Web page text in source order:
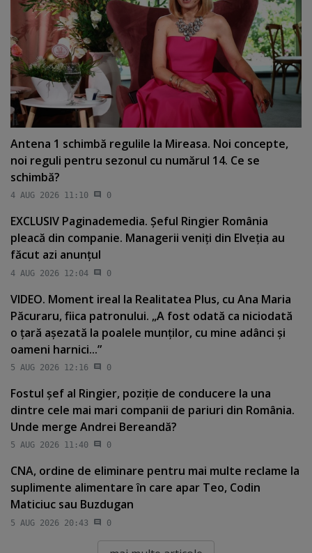
Antena 1 schimbă regulile la Mireasa. Noi concepte,
noi reguli pentru sezonul cu numărul 14. Ce se
schimbă?
4 AUG 2026 11:10 0
EXCLUSIV Paginademedia. Şeful Ringier România
pleacă din companie. Managerii veniţi din Elveţia au
făcut azi anunţul
4 AUG 2026 12:04 0
VIDEO. Moment ireal la Realitatea Plus, cu Ana Maria
Păcuraru, fiica patronului. „A fost odată ca niciodată
o ţară aşezată la poalele munţilor, cu mine adânci şi
oameni harnici...”
5 AUG 2026 12:16 0
Fostul şef al Ringier, poziţie de conducere la una
dintre cele mai mari companii de pariuri din România.
Unde merge Andrei Bereandă?
5 AUG 2026 11:40 0
CNA, ordine de eliminare pentru mai multe reclame la
suplimente alimentare în care apar Teo, Codin
Maticiuc sau Buzdugan
5 AUG 2026 20:43 0